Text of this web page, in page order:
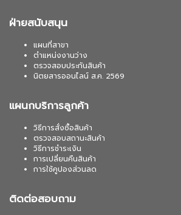
ฝ่ายสนับสนุน
แผนที่สาขา
ตำแหน่งงานว่าง
ตรวจสอบประกันสินค้า
นิตยสารออนไลน์ ส.ค. 2569
แผนกบริการลูกค้า
วิธีการสั่งซื้อสินค้า
ตรวจสอบสถานะสินค้า
วิธีการชำระเงิน
การเปลี่ยนคืนสินค้า
การใช้คูปองส่วนลด
ติดต่อสอบถาม